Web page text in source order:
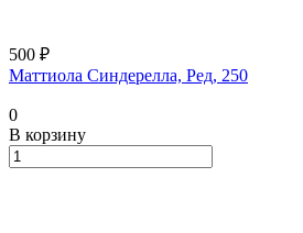
500 ₽
Маттиола Синдерелла, Ред, 250
0
В корзину